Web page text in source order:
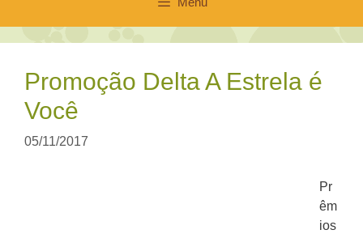
Promoção Delta A Estrela é
Você
05/11/2017
Pr
êm
ios